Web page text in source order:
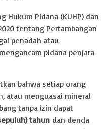
Hukum Pidana (KUHP) dan
tentang Pertambangan
penadah atau
pidana penjara
bahwa setiap orang
atau menguasai mineral
tanpa izin dapat
tahun dan denda